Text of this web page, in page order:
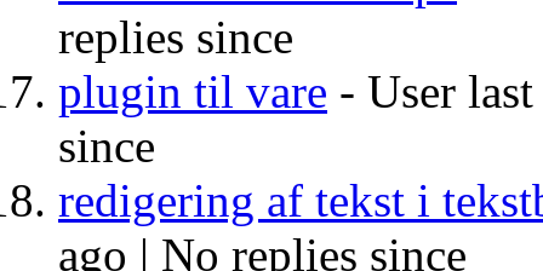
replies since
plugin til vare - User
since
redigering af tekst i
ago | No replies since